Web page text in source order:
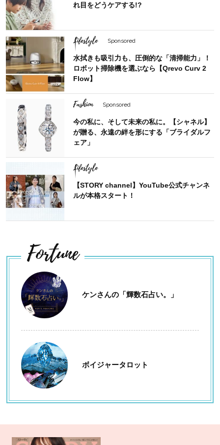
れ目をどうケアする!?
Lifestyle Sponsored
水拭きも吸引力も、圧倒的な「清掃能力」！
ロボット掃除機を選ぶなら【Qrevo Curv 2
Flow】
Fashion Sponsored
今の私に、そして未来の私に。【シャネル】
が贈る、永遠の絆を形にする「ブライダルフ
ェア」
Lifestyle
【STORY channel】YouTube公式チャンネ
ルが本格スタート！
Fortune
ケンさんの「輝数石占い。」
ボイジャータロット